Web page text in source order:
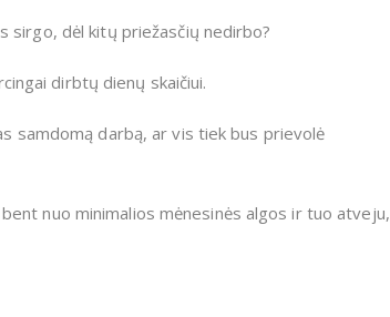
sirgo, dėl kitų priežasčių nedirbo?
dirbtų dienų skaičiui.
samdomą darbą, ar vis tiek bus prievolė
nuo minimalios mėnesinės algos ir tuo atveju,